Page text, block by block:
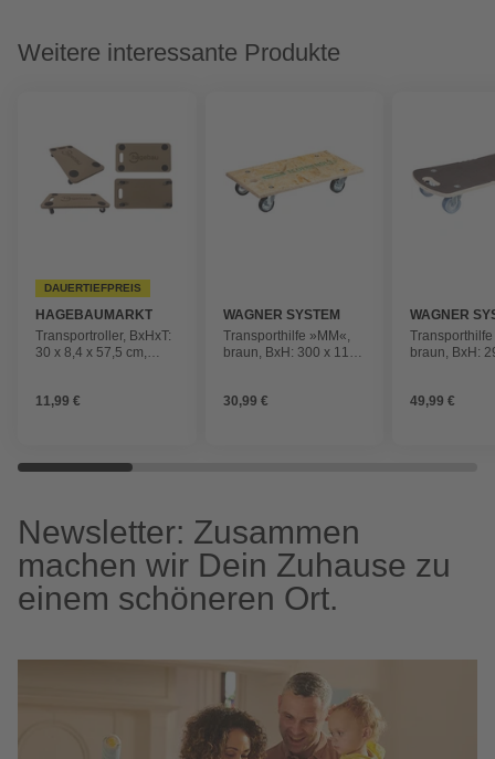
Weitere interessante Produkte
DAUERTIEFPREIS
HAGEBAUMARKT
Transportroller, BxHxT:
30 x 8,4 x 57,5 cm,
11,99 €
WAGNER SYSTEM
Transporthilfe »MM«,
braun, BxH: 300 x 118
30,99 €
WAGNER
braun, BxH:
49,99 €
Newsletter: Zusammen
machen wir Dein Zuhause zu
einem schöneren Ort.